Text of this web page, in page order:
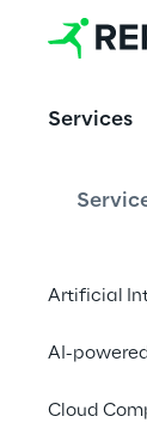
Services
Artificial
AI-
Cloud